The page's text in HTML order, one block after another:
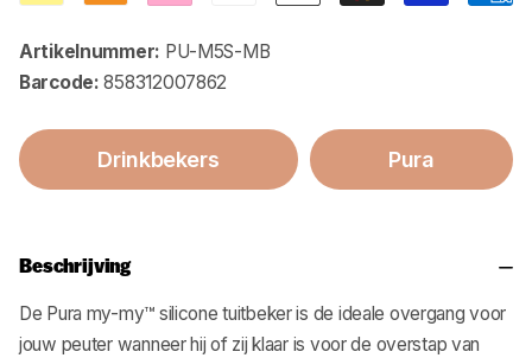
Artikelnummer: PU-M5S-MB
Barcode: 858312007862
Drinkbekers Pura
Beschrijving
De Pura my-my™ silicone tuitbeker is de ideale overgang voor
jouw peuter wanneer hij of zij klaar is voor de overstap van